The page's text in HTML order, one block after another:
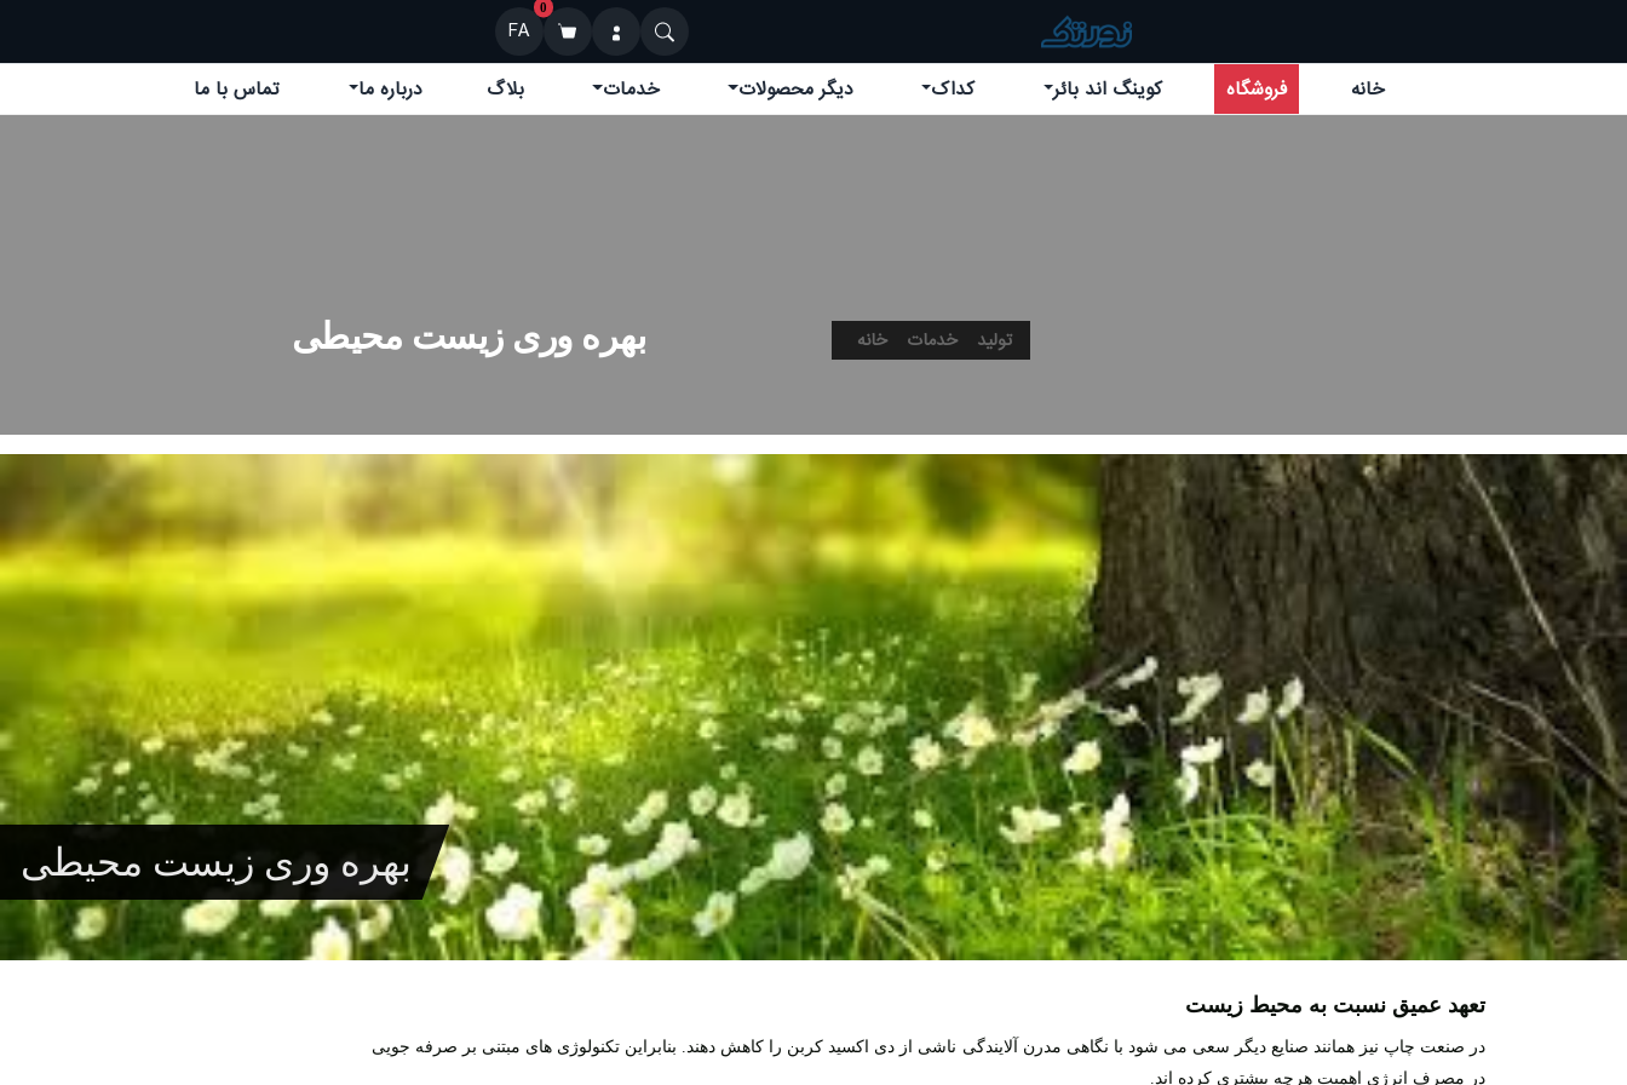
0
FA
خانه
فروشگاه کوینگ اند بائر کداک دیگر محصولات خدمات بلاگ درباره ما تماس با ما
خانه خدمات تولید بهره وری زیست محیطی
بهره وری زیست محیطی
تعهد عمیق نسبت به محیط زیست
در صنعت چاپ نیز همانند صنایع دیگر سعی می شود با نگاهی مدرن آلایندگی ناشی از دی اکسید کربن را کاهش دهند. بنابراین تکنولوژی های مبتنی بر صرفه جویی
در مصرف انرژی اهمیت هرچه بیشتری کرده اند.